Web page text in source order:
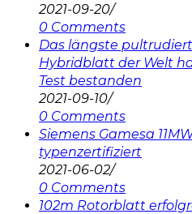
2021-09-20/
0 Comments
Das längste
Hybridblatt der Welt
Test bestanden
2021-09-10/
0 Comments
Siemens Gamesa
typenzertifiziert
2021-06-02/
0 Comments
102m Rotorblatt